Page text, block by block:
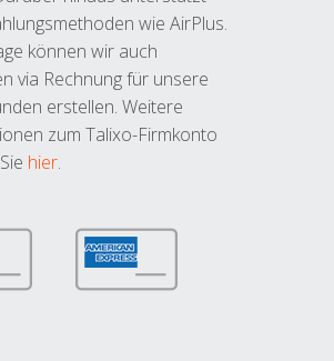
wie AirPlus.
können wir auch
via Rechnung für unsere
erstellen. Weitere
zum Talixo-Firmkonto
hier.